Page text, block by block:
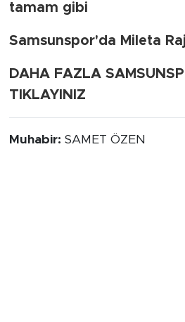
tamam gibi
Samsunspor'da Mileta
DAHA FAZLA
TIKLAYINIZ
Muhabir: SAMET ÖZEN